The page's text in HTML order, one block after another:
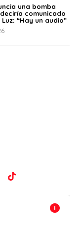
una bomba
comunicado
“Hay un audio”